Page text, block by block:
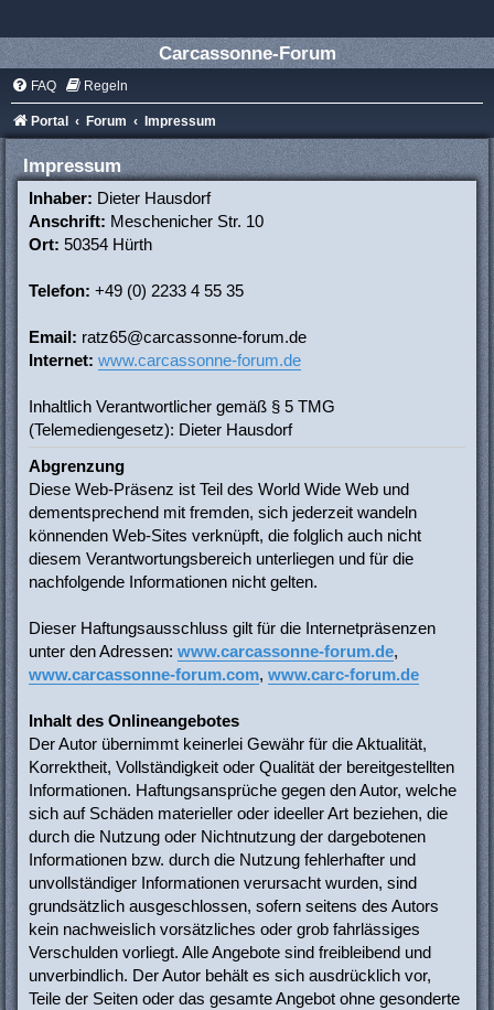
Carcassonne-Forum
FAQ Regeln
Portal Forum Impressum
Impressum
Inhaber: Dieter Hausdorf
Anschrift: Meschenicher Str. 10
Ort: 50354 Hürth
Telefon: +49 (0) 2233 4 55 35
Email: ratz65@carcassonne-forum.de
Internet: www.carcassonne-forum.de
Inhaltlich Verantwortlicher gemäß § 5 TMG
(Telemediengesetz): Dieter Hausdorf
Abgrenzung
Diese Web-Präsenz ist Teil des World Wide Web und
dementsprechend mit fremden, sich jederzeit wandeln
könnenden Web-Sites verknüpft, die folglich auch nicht
diesem Verantwortungsbereich unterliegen und für die
nachfolgende Informationen nicht gelten.
Dieser Haftungsausschluss gilt für die Internetpräsenzen
unter den Adressen: www.carcassonne-forum.de,
www.carcassonne-forum.com, www.carc-forum.de
Inhalt des Onlineangebotes
Der Autor übernimmt keinerlei Gewähr für die Aktualität,
Korrektheit, Vollständigkeit oder Qualität der bereitgestellten
Informationen. Haftungsansprüche gegen den Autor, welche
sich auf Schäden materieller oder ideeller Art beziehen, die
durch die Nutzung oder Nichtnutzung der dargebotenen
Informationen bzw. durch die Nutzung fehlerhafter und
unvollständiger Informationen verursacht wurden, sind
grundsätzlich ausgeschlossen, sofern seitens des Autors
kein nachweislich vorsätzliches oder grob fahrlässiges
Verschulden vorliegt. Alle Angebote sind freibleibend und
unverbindlich. Der Autor behält es sich ausdrücklich vor,
Teile der Seiten oder das gesamte Angebot ohne gesonderte